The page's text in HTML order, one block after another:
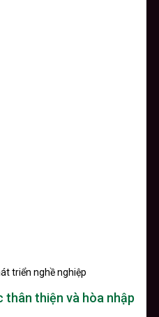
triển nghề nghiệp
thân thiện và hòa nhập